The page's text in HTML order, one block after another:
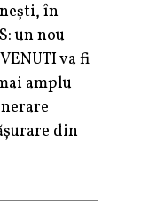
în
un nou
va fi
amplu
din